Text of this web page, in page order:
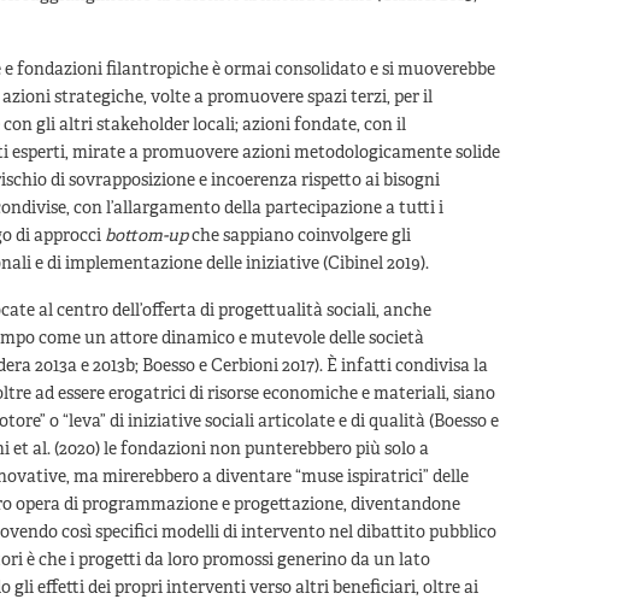
fondazioni filantropiche è ormai consolidato e si muoverebbe
strategiche, volte a promuovere spazi terzi, per il
gli altri stakeholder locali; azioni fondate, con il
mirate a promuovere azioni metodologicamente solide
di sovrapposizione e incoerenza rispetto ai bisogni
con l’allargamento della partecipazione a tutti i
di approcci bottom-upche sappiano coinvolgere gli
e di implementazione delle iniziative (Cibinel 2019).
al centro dell’offerta di progettualità sociali, anche
come un attore dinamico e mutevole delle società
2013a e 2013b; Boesso e Cerbioni 2017). È infatti condivisa la
ad essere erogatrici di risorse economiche e materiali, siano
o “leva” di iniziative sociali articolate e di qualità (Boesso e
et al. (2020) le fondazioni non punterebbero più solo a
ma mirerebbero a diventare “muse ispiratrici” delle
opera di programmazione e progettazione, diventandone
così specifici modelli di intervento nel dibattito pubblico
è che i progetti da loro promossi generino da un lato
gli effetti dei propri interventi verso altri beneficiari, oltre ai